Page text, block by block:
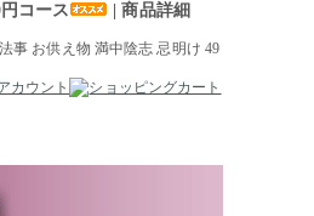
コース | 商品詳細